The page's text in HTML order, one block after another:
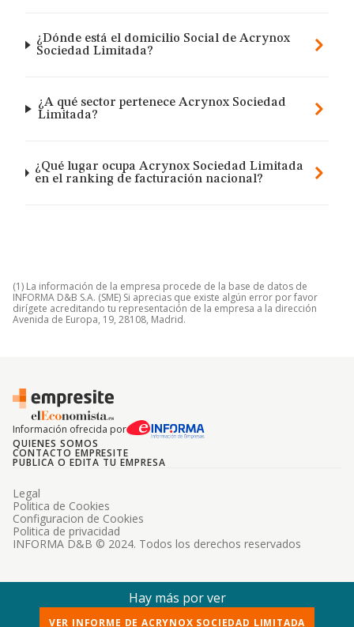
¿Dónde está el domicilio Social de Acrynox
Sociedad Limitada?
¿A qué sector pertenece Acrynox Sociedad
Limitada?
¿Qué lugar ocupa Acrynox Sociedad Limitada
en el ranking de facturación nacional?
(1) La información de la empresa procede de la base de datos de
INFORMA D&B S.A. (SME) Si aprecias que existe algún error por favor
dirígete acreditando tu representación de la empresa a la dirección
Avenida de Europa, 19, 28108, Madrid.
Información ofrecida por
QUIENES SOMOS
CONTACTO EMPRESITE
PUBLICA O EDITA TU EMPRESA
INFORMA D&B © 2024. Todos los derechos reservados
Legal
Politica de Cookies
Configuracion de Cookies
Politica de privacidad
Hay más por ver
VER INFORME DE ACRYNOX SOCIEDAD LIMITADA